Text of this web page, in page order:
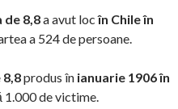
de 8,8a avut locîn Chile în
a 524 de persoane.
produs în ianuarie 1906 în
1.000 de victime.